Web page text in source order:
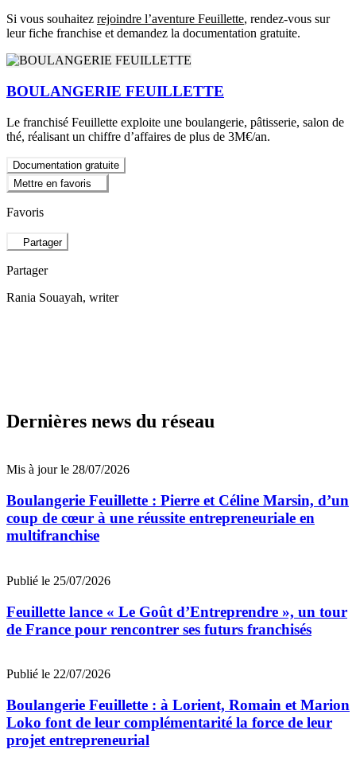
Si vous souhaitez rejoindre l’aventure Feuillette, rendez-vous sur
leur fiche franchise et demandez la documentation gratuite.
BOULANGERIE FEUILLETTE
Le franchisé Feuillette exploite une boulangerie, pâtisserie, salon de
thé, réalisant un chiffre d’affaires de plus de 3M€/an.
Documentation gratuite
Mettre en favoris
Favoris
Partager
Partager
Rania Souayah, writer
Dernières news du réseau
Mis à jour le 28/07/2026
Boulangerie Feuillette : Pierre et Céline Marsin, d’un
coup de cœur à une réussite entrepreneuriale en
multifranchise
Publié le 25/07/2026
Feuillette lance « Le Goût d’Entreprendre », un tour
de France pour rencontrer ses futurs franchisés
Publié le 22/07/2026
Boulangerie Feuillette : à Lorient, Romain et Marion
Loko font de leur complémentarité la force de leur
projet entrepreneurial